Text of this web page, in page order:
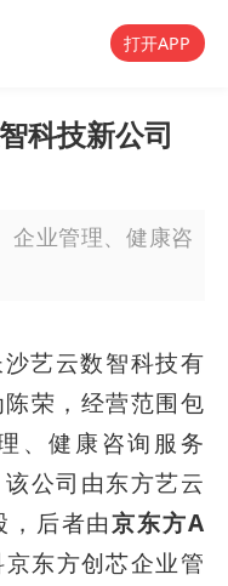
打开APP
科技新公司
企业管理、健康咨
艺云数智科技有
荣，经营范围包
、健康咨询服务
公司由东方艺云
，后者由京东方A
东方创芯企业管